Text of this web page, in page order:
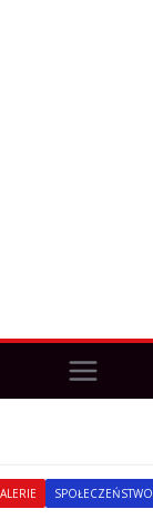
SPOŁECZEŃSTWO